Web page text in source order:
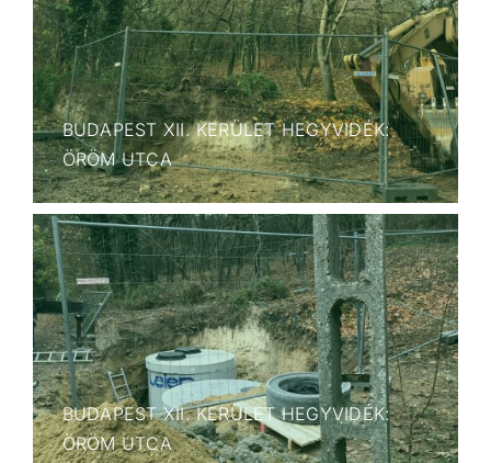
BUDAPEST XII. KERÜLET HEGYVIDÉK:
ÖRÖM UTCA
BUDAPEST XII. KERÜLET HEGYVIDÉK:
ÖRÖM UTCA